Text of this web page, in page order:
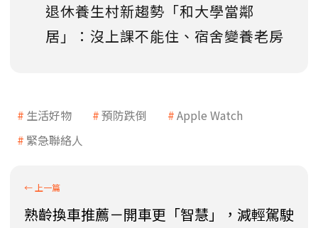
退休養生村新趨勢「和大學當鄰
居」：沒上課不能住、宿舍變養老房
生活好物 預防跌倒
Apple Watch
緊急聯絡人
熟齡換車推薦－開車更「智慧」，減輕駕駛